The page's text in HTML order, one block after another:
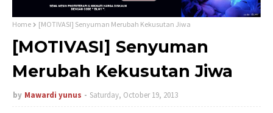
Home [MOTIVASI] Senyuman Merubah Kekusutan Jiwa
[MOTIVASI] Senyuman
Merubah Kekusutan Jiwa
by Mawardi yunus Saturday, October 19, 2013